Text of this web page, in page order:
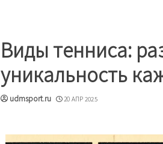
Виды тенниса:
уникальность
udmsport.ru 20 АПР 2025